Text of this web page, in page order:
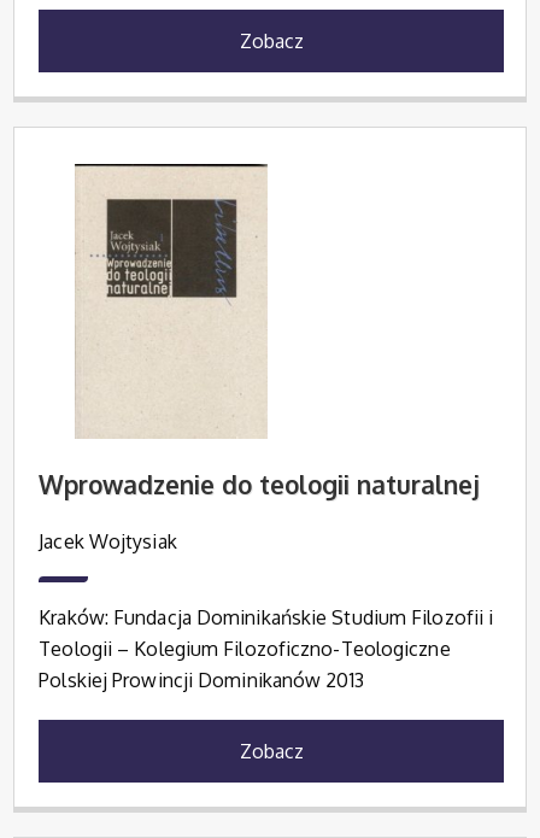
Zobacz
Wprowadzenie do teologii naturalnej
Jacek Wojtysiak
Kraków: Fundacja Dominikańskie Studium Filozofii i
Teologii – Kolegium Filozoficzno-Teologiczne
Polskiej Prowincji Dominikanów 2013
Zobacz